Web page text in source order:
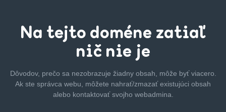
Na tejto doméne zatiaľ
nič nie je
Dôvodov, prečo sa nezobrazuje žiadny obsah, môže byťviacero.
Ak ste správca webu, môžete nahrať/zmazaťexistujúci obsah
alebo kontaktovať svojho webadmina.